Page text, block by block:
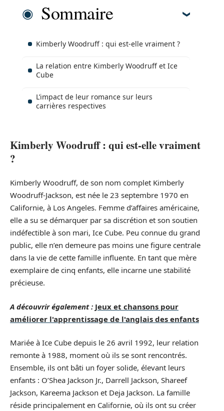
Sommaire
Kimberly Woodruff : qui est-elle vraiment ?
La relation entre Kimberly Woodruff et Ice
Cube
L’impact de leur romance sur leurs
carrières respectives
Kimberly Woodruff : qui est-elle vraiment
?
Kimberly Woodruff, de son nom complet Kimberly
Woodruff-Jackson, est née le 23 septembre 1970 en
Californie, à Los Angeles. Femme d’affaires américaine,
elle a su se démarquer par sa discrétion et son soutien
indéfectible à son mari, Ice Cube. Peu connue du grand
public, elle n’en demeure pas moins une figure centrale
dans la vie de cette famille influente. En tant que mère
exemplaire de cinq enfants, elle incarne une stabilité
précieuse.
A découvrir également : Jeux et chansons pour
améliorer l'apprentissage de l'anglais des enfants
Mariée à Ice Cube depuis le 26 avril 1992, leur relation
remonte à 1988, moment où ils se sont rencontrés.
Ensemble, ils ont bâti un foyer solide, élevant leurs
enfants : O’Shea Jackson Jr., Darrell Jackson, Shareef
Jackson, Kareema Jackson et Deja Jackson. La famille
réside principalement en Californie, où ils ont su créer